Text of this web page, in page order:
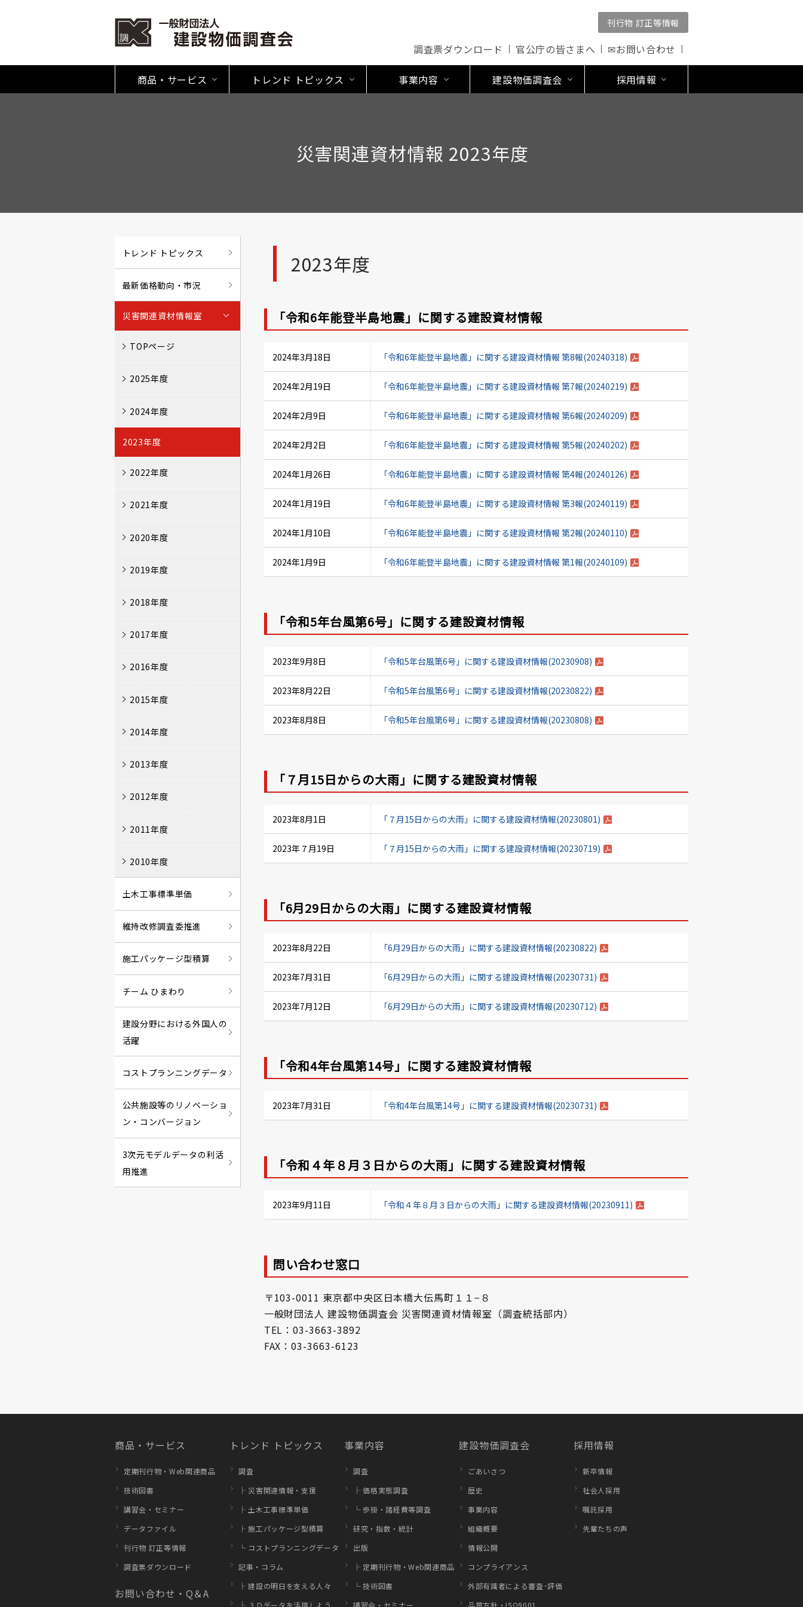
刊行物 訂正等情報
調査票ダウンロード 官公庁の皆さまへ ✉お問い合わせ
商品・サービス トレンド トピックス 事業内容 建設物価調査会 採用情報
災害関連資材情報 2023年度
トレンド トピックス
最新価格動向・市況
災害関連資材情報室
TOPページ
2025年度
2024年度
2023年度
2022年度
2021年度
2020年度
2019年度
2018年度
2017年度
2016年度
2015年度
2014年度
2013年度
2012年度
2011年度
2010年度
土木工事標準単価
維持改修調査委推進
施工パッケージ型積算
チーム ひまわり
建設分野における外国人の
活躍
コストプランニングデータ
公共施設等のリノベーショ
ン・コンバージョン
3次元モデルデータの利活
用推進
2023年度
「令和6年能登半島地震」に関する建設資材情報
2024年3月18日 「令和6年能登半島地震」に関する建設資材情報 第8報(20240318)
2024年2月19日 「令和6年能登半島地震」に関する建設資材情報 第7報(20240219)
2024年2月9日 「令和6年能登半島地震」に関する建設資材情報 第6報(20240209)
2024年2月2日 「令和6年能登半島地震」に関する建設資材情報 第5報(20240202)
2024年1月26日 「令和6年能登半島地震」に関する建設資材情報 第4報(20240126)
2024年1月19日 「令和6年能登半島地震」に関する建設資材情報 第3報(20240119)
2024年1月10日 「令和6年能登半島地震」に関する建設資材情報 第2報(20240110)
2024年1月9日 「令和6年能登半島地震」に関する建設資材情報 第1報(20240109)
「令和5年台風第6号」に関する建設資材情報
2023年9月8日 「令和5年台風第6号」に関する建設資材情報(20230908)
2023年8月22日 「令和5年台風第6号」に関する建設資材情報(20230822)
2023年8月8日 「令和5年台風第6号」に関する建設資材情報(20230808)
「７月15日からの大雨」に関する建設資材情報
2023年8月1日 「７月15日からの大雨」に関する建設資材情報(20230801)
2023年７月19日 「７月15日からの大雨」に関する建設資材情報(20230719)
「6月29日からの大雨」に関する建設資材情報
2023年8月22日 「6月29日からの大雨」に関する建設資材情報(20230822)
2023年7月31日 「6月29日からの大雨」に関する建設資材情報(20230731)
2023年7月12日 「6月29日からの大雨」に関する建設資材情報(20230712)
「令和4年台風第14号」に関する建設資材情報
2023年7月31日 「令和4年台風第14号」に関する建設資材情報(20230731)
「令和４年８月３日からの大雨」に関する建設資材情報
2023年9月11日 「令和４年８月３日からの大雨」に関する建設資材情報(20230911)
問い合わせ窓口
〒103-0011 東京都中央区日本橋大伝馬町１１−８
一般財団法人 建設物価調査会 災害関連資材情報室（調査統括部内）
TEL：03-3663-3892
FAX：03-3663-6123
商品・サービス
定期刊行物・Web関連商品
技術図書
講習会・セミナー
データファイル
刊行物 訂正等情報
調査票ダウンロード
お問い合わせ・Q＆A
トレンド トピックス
調査
├ 災害関連情報・支援
├ 土木工事標準単価
├ 施工パッケージ型積算
└ コストプランニングデータ
記事・コラム
├ 建設の明日を支える人々
├ ３Ｄデータを活用しよう
事業内容
調査
├ 価格実態調査
└ 歩掛・諸経費等調査
研究・指数・統計
出版
├ 定期刊行物・Web関連商品
└ 技術図書
講習会・セミナー
建設物価調査会
ごあいさつ
歴史
事業内容
組織概要
情報公開
コンプライアンス
外部有識者による審査･評価
品質方針・ISO9001
採用情報
新卒情報
社会人採用
嘱託採用
先輩たちの声